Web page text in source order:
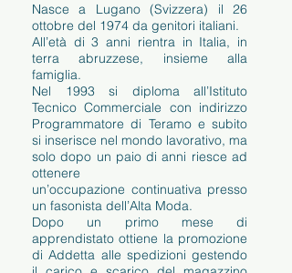
Nasce a Lugano (Svizzera) il 26
ottobre del 1974 da genitori italiani.
All’età di 3 anni rientra in Italia, in
terra abruzzese, insieme alla
famiglia.
Nel 1993 si diploma all’Istituto
Tecnico Commerciale con indirizzo
Programmatore di Teramo e subito
si inserisce nel mondo lavorativo, ma
solo dopo un paio di anni riesce ad
ottenere
un’occupazione continuativa presso
un fasonista dell’Alta Moda.
Dopo un primo mese di
apprendistato ottiene la promozione
di Addetta alle spedizioni gestendo